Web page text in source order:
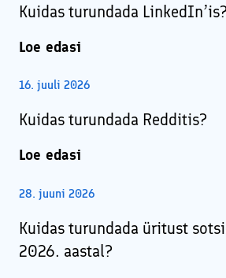
Kuidas turundada LinkedIn’is?
Loe edasi
16. juuli 2026
Kuidas turundada Redditis?
Loe edasi
28. juuni 2026
Kuidas turundada üritust
2026. aastal?